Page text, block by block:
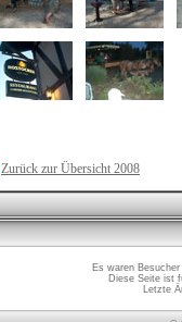
Zurück zur Übersicht 2008
Es waren
Diese Seite ist
Letzte